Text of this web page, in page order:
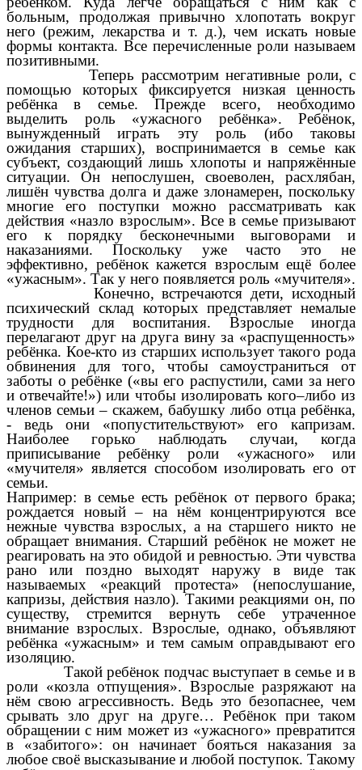
больным, продолжая привычно хлопотать вокруг
него (режим, лекарства и т. д.), чем искать новые
формы контакта. Все перечисленные роли называем
позитивными.
Теперь рассмотрим негативные роли, с
помощью которых фиксируется низкая ценность
ребёнка в семье. Прежде всего, необходимо
выделить роль «ужасного ребёнка». Ребёнок,
вынужденный играть эту роль (ибо таковы
ожидания старших), воспринимается в семье как
субъект, создающий лишь хлопоты и напряжённые
ситуации. Он непослушен, своеволен, расхлябан,
лишён чувства долга и даже злонамерен, поскольку
многие его поступки можно рассматривать как
действия «назло взрослым». Все в семье призывают
его к порядку бесконечными выговорами и
наказаниями. Поскольку уже часто это не
эффективно, ребёнок кажется взрослым ещё более
«ужасным». Так у него появляется роль «мучителя».
Конечно, встречаются дети, исходный
психический склад которых представляет немалые
трудности для воспитания. Взрослые иногда
перелагают друг на друга вину за «распущенность»
ребёнка. Кое-кто из старших использует такого рода
обвинения для того, чтобы самоустраниться от
заботы о ребёнке («вы его распустили, сами за него
и отвечайте!») или чтобы изолировать кого–либо из
членов семьи – скажем, бабушку либо отца ребёнка,
- ведь они «попустительствуют» его капризам.
Наиболее горько наблюдать случаи, когда
приписывание ребёнку роли «ужасного» или
«мучителя» является способом изолировать его от
семьи.
Например: в семье есть ребёнок от первого брака;
рождается новый – на нём концентрируются все
нежные чувства взрослых, а на старшего никто не
обращает внимания. Старший ребёнок не может не
реагировать на это обидой и ревностью. Эти чувства
рано или поздно выходят наружу в виде так
называемых «реакций протеста» (непослушание,
капризы, действия назло). Такими реакциями он, по
существу, стремится вернуть себе утраченное
внимание взрослых. Взрослые, однако, объявляют
ребёнка «ужасным» и тем самым оправдывают его
изоляцию.
Такой ребёнок подчас выступает в семье и в
роли «козла отпущения». Взрослые разряжают на
нём свою агрессивность. Ведь это безопаснее, чем
срывать зло друг на друге… Ребёнок при таком
обращении с ним может из «ужасного» превратится
в «забитого»: он начинает бояться наказания за
любое своё высказывание и любой поступок. Такому